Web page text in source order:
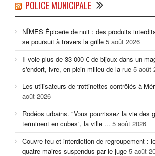
POLICE MUNICIPALE
NÎMES Épicerie de nuit : des produits
se poursuit à travers la grille 5 août 2026
Il vole plus de 33 000 € de bijoux dans un
s'endort, ivre, en plein milieu de la rue 5 août
Les utilisateurs de trottinettes contrôlés à
août 2026
Rodéos urbains. "Vous pourrissez la vie des
terminent en cubes", la ville ... 5 août 2026
Couvre-feu et interdiction de regroupement :
quatre maires suspendus par le juge 5 août